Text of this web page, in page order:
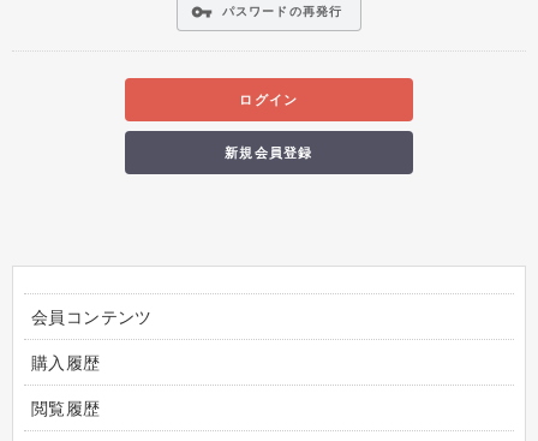
vpn_key パスワードの再発行
ログイン
新規会員登録
会員コンテンツ
購入履歴
閲覧履歴